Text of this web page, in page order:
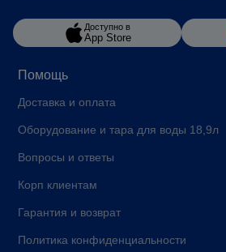
Помощь
Доставка и оплата
Оборудование и тара для воды 18,9л
Вопросы и ответы
Корп клиентам
Гарантия и возврат
Политика конфиденциальности
Доступно в
App Store